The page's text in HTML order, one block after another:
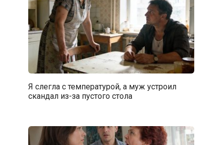
Я слегла с температурой, а муж устроил
скандал из-за пустого стола